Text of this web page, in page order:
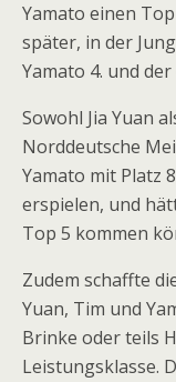
Yamato einen
später, in der
Yamato 4. und
Sowohl Jia Yuan
Norddeutsche
Yamato mit Platz
erspielen, und
Top 5 kommen
Zudem schaffte
Yuan, Tim und
Brinke oder teils
Leistungsklasse.